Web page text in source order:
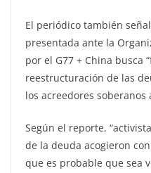
El periódico también
presentada ante la
por el G77 + China busca
reestructuración de las
los acreedores soberanos
Según el reporte,
de la deuda acogieron
que es probable que sea